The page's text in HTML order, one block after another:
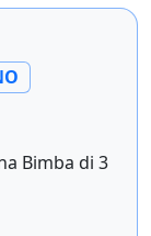
Bimba di 3